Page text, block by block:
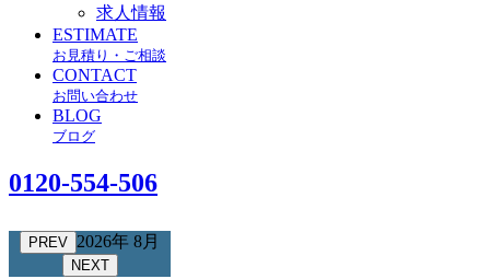
求人情報
ESTIMATE
お見積り・ご相談
CONTACT
お問い合わせ
BLOG
ブログ
0120-554-506
PREV 2026年 8月
NEXT